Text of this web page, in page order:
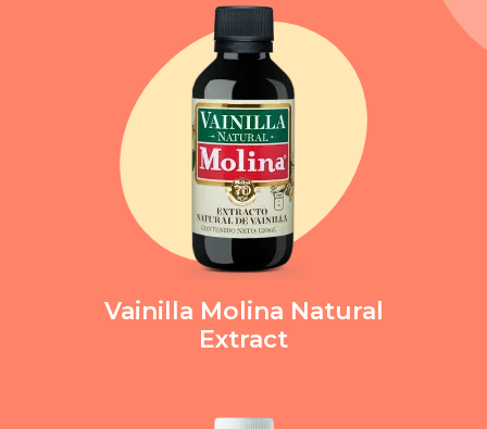
Vainilla Molina Natural
Extract